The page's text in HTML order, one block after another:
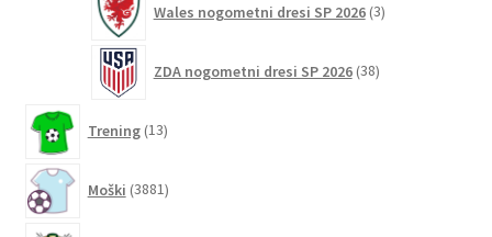
Wales nogometni dresi SP 2026 3izdelki
ZDA nogometni dresi SP 2026 38izdelkov
Trening 13izdelkov
Moški 3881izdelkov